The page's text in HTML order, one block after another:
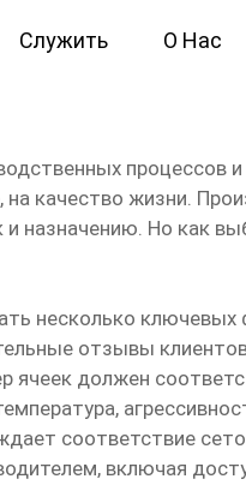
Служить О Нас
качество жизни.
назначению. Но как
несколько ключевых
отзывы
ячеек должен
соответствие
включая